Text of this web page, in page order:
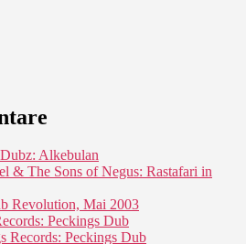
Alkebulan
& The Sons of Negus: Rastafari in
Revolution, Mai 2003
Peckings Dub
Records: Peckings Dub